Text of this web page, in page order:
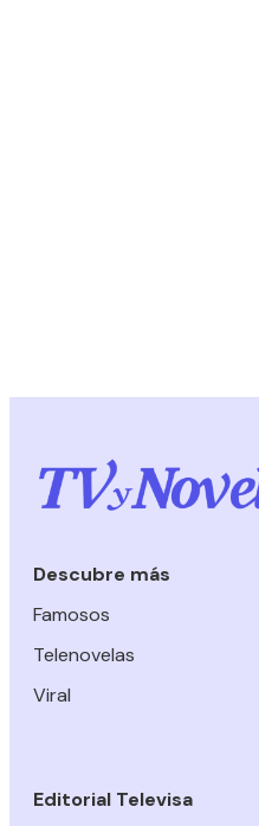
Descubre más
Famosos
Telenovelas
Viral
Editorial Televisa